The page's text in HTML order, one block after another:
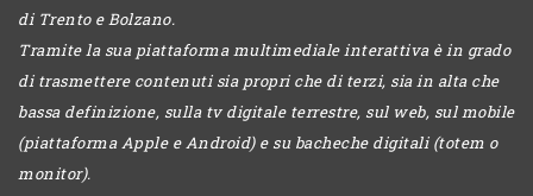
di Trento e Bolzano.
Tramite la sua piattaforma multimediale interattiva è in grado
di trasmettere contenuti sia propri che di terzi, sia in alta che
bassa definizione, sulla tv digitale terrestre, sul web, sul mobile
(piattaforma Apple e Android) e su bacheche digitali (totem o
monitor).